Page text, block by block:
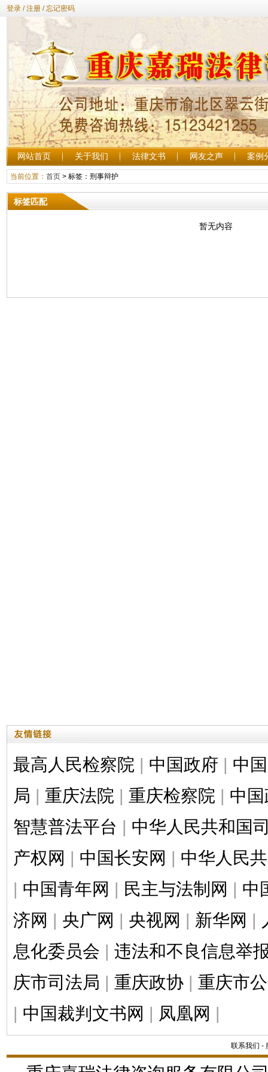
登录/注册/忘记密码
网站首页 关于我们 法律文书 网友之声 案例
当前位置： 首页> 标签：刑事辩护
标签匹配
暂无内容
最高人民检察院 | 中国政府 | 中
局 | 重庆法院 | 重庆检察院 | 中
智慧普法平台 | 中华人民共和国
产权网 | 中国长安网 | 中华人民
| 中国青年网 | 民主与法制网 | 中
济网 | 央广网 | 央视网 | 新华网 |
息化委员会 | 违法和不良信息举
庆市司法局 | 重庆政协 | 重庆市
| 中国裁判文书网 | 凤凰网 |
联系我们 -